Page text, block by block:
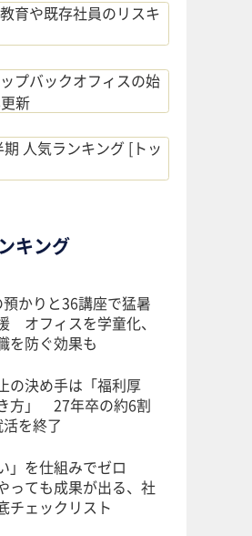
育や既存社員のリスキ
プバックオフィスの始
新
人気ランキング [トッ
キング
かりと36講座で猛暑
オフィスを学童化、
を防ぐ効果も
の決め手は「福利厚
方」 27年卒の約6割
を終了
」を仕組みでゼロ
ても成果が出る、社
チェックリスト